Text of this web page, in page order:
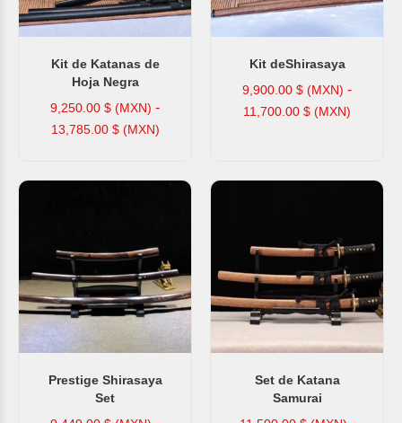
Kit de Katanas de
Hoja Negra
9,250.00 $ (MXN) -
13,785.00 $ (MXN)
Kit deShirasaya
9,900.00 $ (MXN) -
11,700.00 $ (MXN)
Prestige Shirasaya
Set
Set de Katana
Samurai